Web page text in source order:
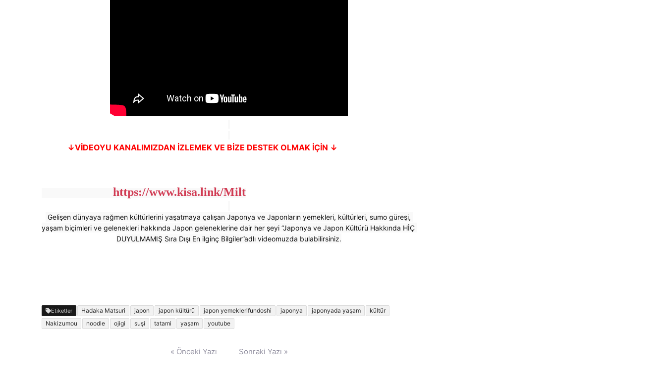
↓VİDEOYU KANALIMIZDAN İZLEMEK VE BİZE DESTEK OLMAK İÇİN ↓
https://www.kisa.link/Milt
yaşam biçimleri ve gelenekleri hakkında Japon geleneklerine dair her şeyi “Japonya ve Japon Kültürü Hakkında HİÇ
DUYULMAMIŞ Sıra Dışı En ilginç Bilgiler”adlı videomuzda bulabilirsiniz.
Etiketler Hadaka Matsuri japon japon kültürü japon yemeklerifundoshi japonya japonyada yaşam
kültür
Nakizumou
noodle ojigi suşi tatami yaşam youtube
« Önceki Yazı Sonraki Yazı »